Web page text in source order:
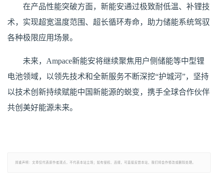
在产品性能突破方面，新能安通过极致耐低温、补锂技
术，实现超宽温度范围、超长循环寿命，助力储能系统驾驭
各种极限应用场景。
未来，Ampace新能安将继续聚焦用户侧储能等中型锂
电池领域，以领先技术和全新服务不断深挖“护城河”，坚持
以技术创新持续赋能中国新能源的蜕变，携手全球合作伙伴
共创美好能源未来。
郑重声明：文章仅代表原作者观点，不代表本站立场；如有侵权、违规，可直接反馈本站，我们将会作修改或删除处理。